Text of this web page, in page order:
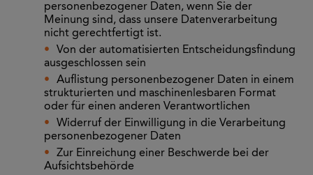
personenbezogener Daten, wenn Sie der
Meinung sind, dass unsere Datenverarbeitung
nicht gerechtfertigt ist.
Von der automatisierten Entscheidungsfindung
ausgeschlossen sein
Auflistung personenbezogener Daten in einem
strukturierten und maschinenlesbaren Format
oder für einen anderen Verantwortlichen
Widerruf der Einwilligung in die Verarbeitung
personenbezogener Daten
Zur Einreichung einer Beschwerde bei der
Aufsichtsbehörde